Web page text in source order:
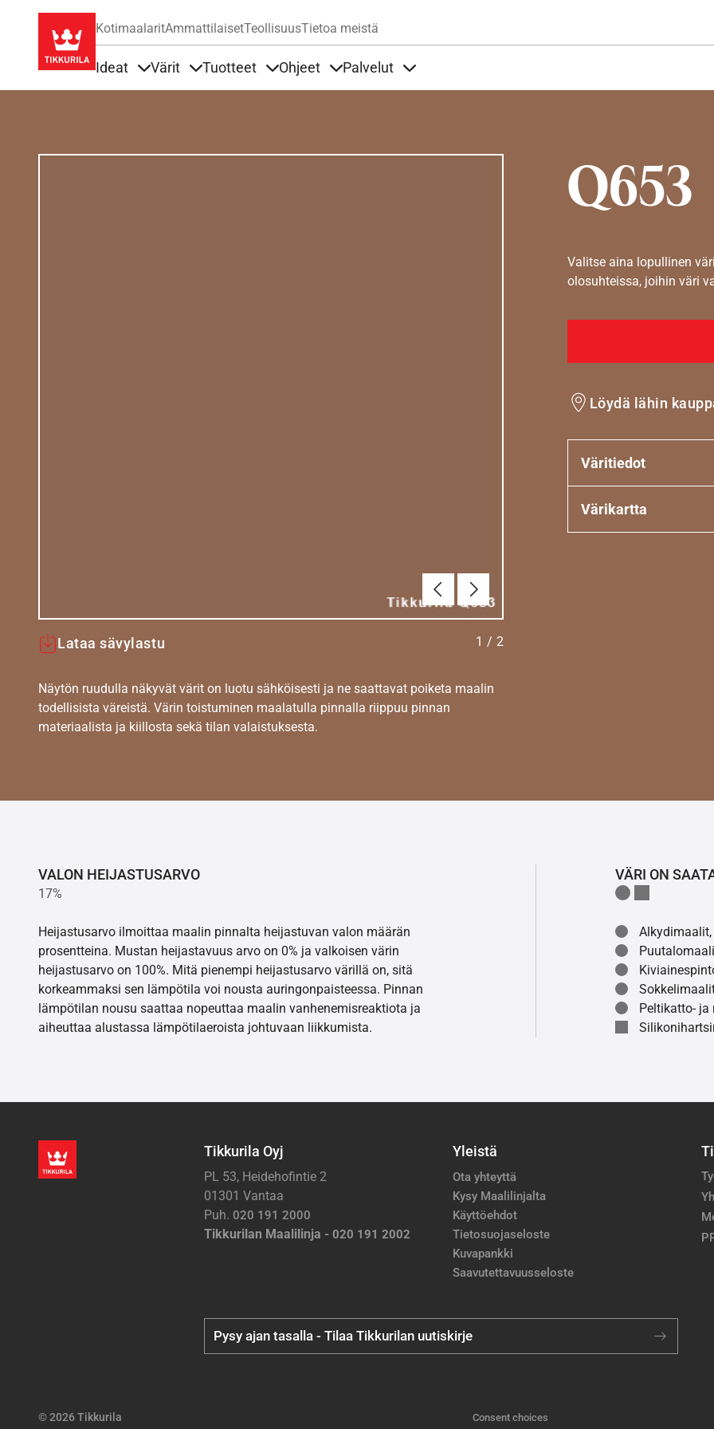
KotimaalaritAmmattilaisetTeollisuusTietoa meistä
Ideat Värit Tuotteet Ohjeet Palvelut
Q653
EdellinenSeuraava
Lataa sävylastu 1 / 2
Näytön ruudulla näkyvät värit on luotu sähköisesti ja ne saattavat poiketa maalin
todellisista väreistä. Värin toistuminen maalatulla pinnalla riippuu pinnan
materiaalista ja kiillosta sekä tilan valaistuksesta.
Valitse aina lopullinen
olosuhteissa, joihin väri
Löydä lähin
Väritiedot
Värikartta
VALON HEIJASTUSARVO
17%
Heijastusarvo ilmoittaa maalin pinnalta heijastuvan valon määrän
prosentteina. Mustan heijastavuus arvo on 0% ja valkoisen värin
heijastusarvo on 100%. Mitä pienempi heijastusarvo värillä on, sitä
korkeammaksi sen lämpötila voi nousta auringonpaisteessa. Pinnan
lämpötilan nousu saattaa nopeuttaa maalin vanhenemisreaktiota ja
aiheuttaa alustassa lämpötilaeroista johtuvaan liikkumista.
VÄRI ON
Peltikatto-
Tikkurila Oyj
PL 53, Heidehofintie 2
01301 Vantaa
Puh. 020 191 2000
Tikkurilan Maalilinja - 020 191 2002
Yleistä
Ota yhteyttä
Kysy Maalilinjalta
Käyttöehdot
Tietosuojaseloste
Kuvapankki
Saavutettavuusseloste
Pysy ajan tasalla - Tilaa Tikkurilan uutiskirje
© 2026 Tikkurila Consent choices